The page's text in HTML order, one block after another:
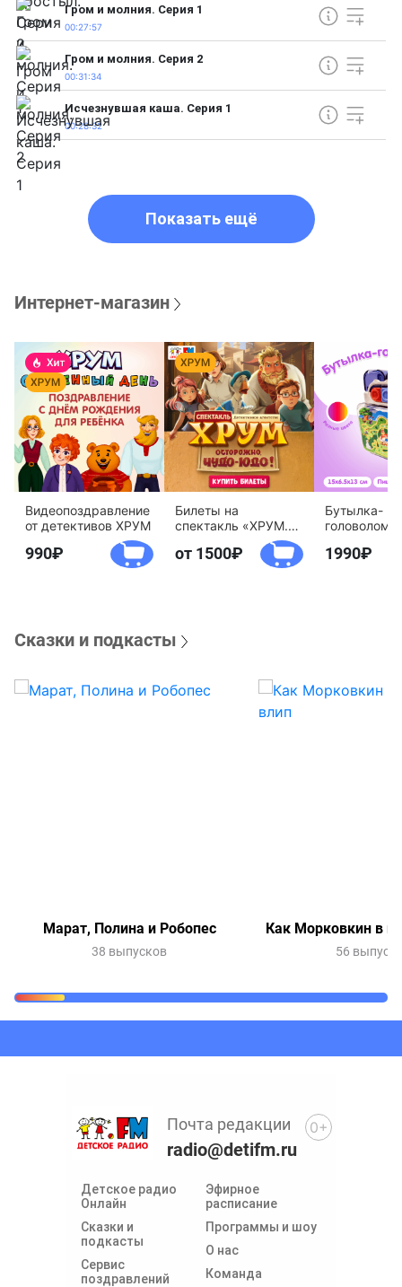
Гром и молния. Серия 1
00:27:57
Гром и молния. Серия 2
00:31:34
Исчезнувшая каша. Серия 1
00:28:32
Показать ещё
Интернет-магазин
Видеопоздравление
от детективов ХРУМ
990
Билеты на
спектакль «ХРУМ.
Осторожно, Чудо-
Юдо!»
от 1500
Бутылка-
агентство
1990
Сказки и подкасты
Марат, Полина и Робопес
38 выпусков
Как Морковкин в
56
Детское радио
Онлайн
Сказки и
подкасты
Сервис
поздравлений
Эфирное
расписание
Программы и шоу
О нас
Команда
Почта редакции
radio@detifm.ru
0+